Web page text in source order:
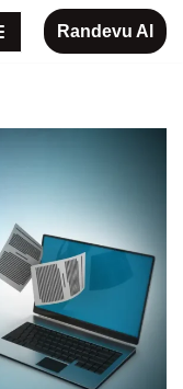
Randevu Al